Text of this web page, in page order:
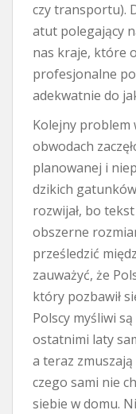
czy transportu).
atut polegający
nas kraje, które
profesjonalne
adekwatnie do
Kolejny problem
obwodach
planowanej i
dzikich
rozwijał, bo
obszerne
prześledzić
zauważyć, że
który pozbawił
Polscy myśliwi
ostatnimi laty
a teraz
czego sami nie
siebie w domu.